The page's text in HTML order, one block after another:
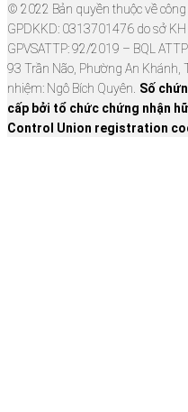
© 2022 Bản quyền thuộc về công
GPDKKD: 0313701476 do sở
GPVSATTP: 92/2019 – BQL
93 Trần Não, Phường An Khánh,
nhiệm: Ngô Bích Quyên. Số
cấp bởi tổ chức chứng nhận
Control Union registration